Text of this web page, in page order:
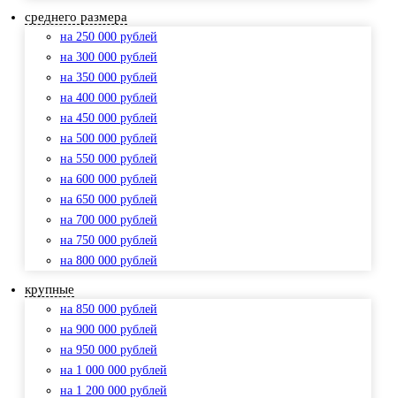
среднего размера
на 250 000 рублей
на 300 000 рублей
на 350 000 рублей
на 400 000 рублей
на 450 000 рублей
на 500 000 рублей
на 550 000 рублей
на 600 000 рублей
на 650 000 рублей
на 700 000 рублей
на 750 000 рублей
на 800 000 рублей
крупные
на 850 000 рублей
на 900 000 рублей
на 950 000 рублей
на 1 000 000 рублей
на 1 200 000 рублей